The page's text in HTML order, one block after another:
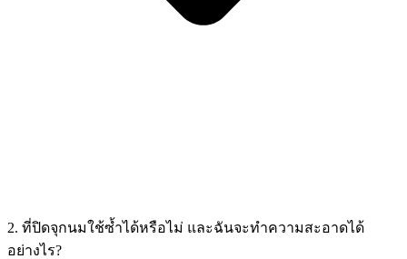
2. ที่ปิดจุกนมใช้ซ้ำได้หรือไม่ และฉันจะทำความสะอาดได้
อย่างไร?